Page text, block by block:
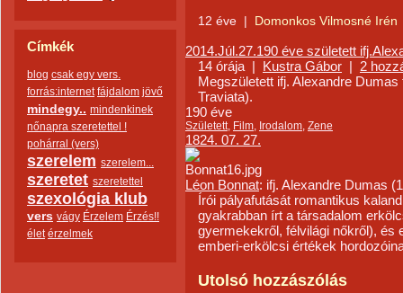
Címkék
blog csak egy vers.
forrás:internet fájdalom jövő
mindegy.. mindenkinek
nőnapra szeretettel !
pohárral (vers)
szerelem szerelem...
szeretet szeretettel
szexológia klub
vers vágy Érzelem Érzés!!
élet érzelmek
12 éve | Domonkos Vilmosné Irén
2014.Júl.27.190 éve született
14 órája | Kustra Gábor | 2
Megszületett ifj. Alexandre
Traviata).
190 éve
Született, Film, Irodalom, Zene
1824. 07. 27.
Léon Bonnat: ifj. Alexandre Dumas
Írói pályafutását romantikus
gyakrabban írt a társadalom
gyermekekről, félvilági nőkről), és
emberi-erkölcsi értékek
Utolsó hozzászólás